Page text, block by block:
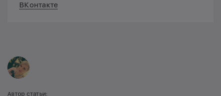
ВКонтакте
Автор статьи: